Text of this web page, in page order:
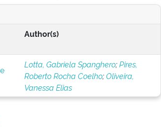
Author(s)
Lotta, Gabriela Spanghero;Pires,
Roberto Rocha Coelho;Oliveira,
Vanessa Elias